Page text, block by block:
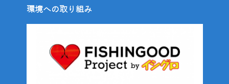
環境への取り組み